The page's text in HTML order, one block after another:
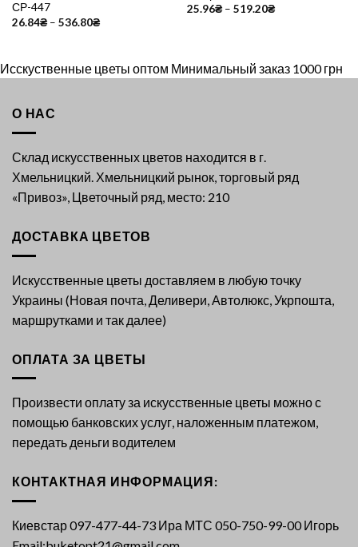
СР-447
26.84₴– 536.80₴
25.96₴– 519.20₴
Исскуственные цветы оптом Минимальный заказ 1000 грн
О НАС
Склад искусственных цветов находится в г.
Хмельницкий. Хмельницкий рынок, торговый ряд
«Привоз», Цветочный ряд, место: 210
ДОСТАВКА ЦВЕТОВ
Искусственные цветы доставляем в любую точку
Украины (Новая почта, Деливери, Автолюкс, Укрпошта,
маршрутками и так далее)
ОПЛАТА ЗА ЦВЕТЫ
Произвести оплату за искусственные цветы можно с
помощью банковских услуг, наложенным платежом,
передать деньги водителем
КОНТАКТНАЯ ИНФОРМАЦИЯ:
Киевстар 097-477-44-73 Ира МТС 050-750-99-00 Игорь